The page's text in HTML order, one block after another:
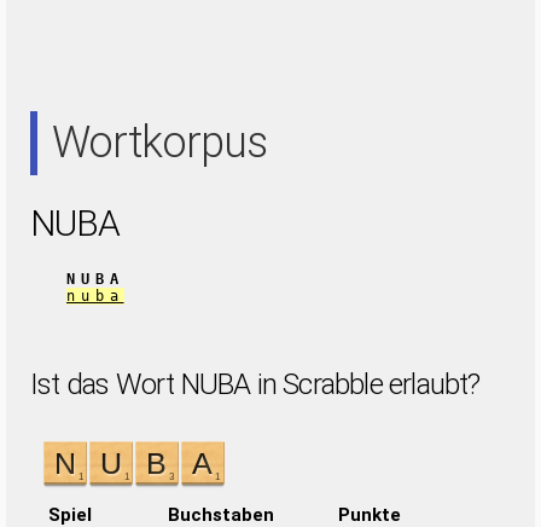
Wortkorpus
NUBA
NUBA
nuba
Ist das Wort NUBA in Scrabble erlaubt?
Spiel Buchstaben Punkte